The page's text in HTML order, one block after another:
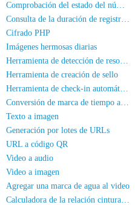
Comprobación del estado del número de teléfono
Consulta de la duración de registro del número de móvil
Cifrado PHP
Imágenes hermosas diarias
Herramienta de detección de resolución de pantalla
Herramienta de creación de sello
Herramienta de check-in automático universal
Conversión de marca de tiempo a fecha/hora
Texto a imagen
Generación por lotes de URLs
URL a código QR
Video a audio
Video a imagen
Agregar una marca de agua al video
Calculadora de la relación cintura-cadera